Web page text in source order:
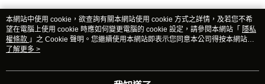
熱門標籤
本網站中使用 cookie，欲查詢有關本網站使用 cookie 方式之詳情，及若您不希
望在電腦上使用 cookie 時應如何變更電腦的 cookie 設定，請參閱本網站「 隱私
權條款 」之 Cookie 聲明。您繼續使用本網站即表示您同意本公司得按本網站使
用條款之 Cookie 聲明使用 cookie。
了解更多 >